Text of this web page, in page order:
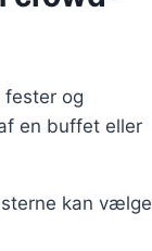
fester og
en buffet eller
kan vælge